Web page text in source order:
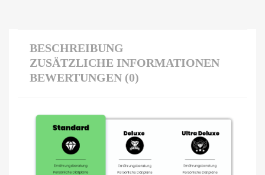
BESCHREIBUNG
ZUSÄTZLICHE INFORMATIONEN
BEWERTUNGEN (0)